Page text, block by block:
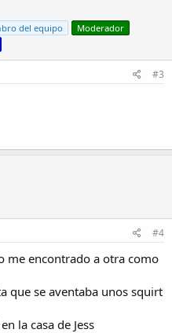
del equipo
Moderador
#3
#4
me encontrado a otra como
que se aventaba unos squirt
la casa de Jess